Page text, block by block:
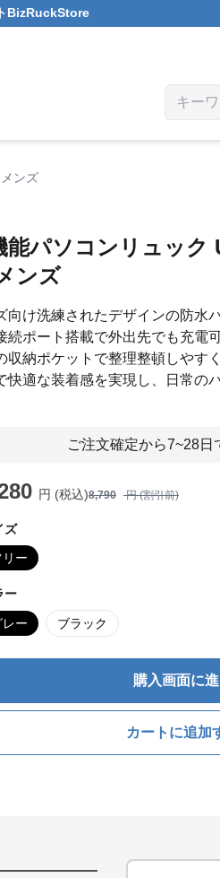
BizRuckStore
ンズ
能パソコンリュック
ンズ
向け洗練されたデザインの防水
続ポート搭載で外出先でも充電可
収納ポケットで整理整頓しやす
快適な装着感を実現し、日常の
ご注文確定から7~28日
円 (税込)8,790 円 (割引前)
ズ
リー
ー
レー ブラック
購入画面に
カートに追加